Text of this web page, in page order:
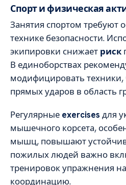
Спорт и физическая
Занятия спортом требуют
технике безопасности.
экипировки снижает риск
В единоборствах
модифицировать техники,
прямых ударов в область
Регулярные exercises для
мышечного корсета,
мышц, повышают
пожилых людей важно
тренировок упражнения
координацию.